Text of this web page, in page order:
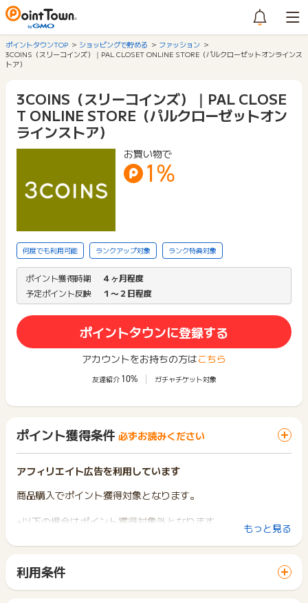
ポイントタウンTOP ショッピングで貯める
ファッション
3COINS（スリーコインズ）｜PAL CLOSET ONLINE STORE（パルクローゼットオンラインス
トア）
3COINS（スリーコインズ）｜PAL CLOSE
T ONLINE STORE（パルクローゼットオン
ラインストア）
お買い物で
1%
何度でも利用可能 ランクアップ対象 ランク特典対象
ポイント獲得時期
４ヶ月程度
予定ポイント反映
１〜２日程度
ポイントタウンに登録する
アカウントをお持ちの方はこちら
友達紹介 10% ガチャチケット対象
ポイント獲得条件 必ずお読みください
アフィリエイト広告を利用しています
商品購入でポイント獲得対象となります。
※以下の場合はポイント獲得対象外となります。
・虚偽、いたずら、重複、登録不備、注文キャンセル
・PAL CLOSET ONLINE STORE以外のサイトでのご購入
ご利用分
・ギフト、ラッピングは対象外
もっと見る
利用条件